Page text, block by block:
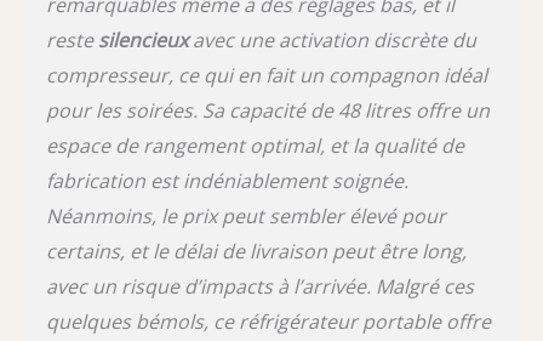
réfrigérateur à boissons, le sens d'ouverture
de la porte ne peut pas être modifié. Si vous
avez des questions sur le produit, nous
serons toujours heureux de vous aider.
restesilencieuxavec une activation discrète du
compresseur, ce qui en fait un compagnon idéal
pour les soirées. Sa capacité de 48 litres offre un
espace de rangement optimal, et la qualité de
fabrication est indéniablement soignée.
Néanmoins, le prix peut sembler élevé pour
certains, et le délai de livraison peut être long,
avec un risque d’impacts à l’arrivée. Malgré ces
quelques bémols, ce réfrigérateur portable offre